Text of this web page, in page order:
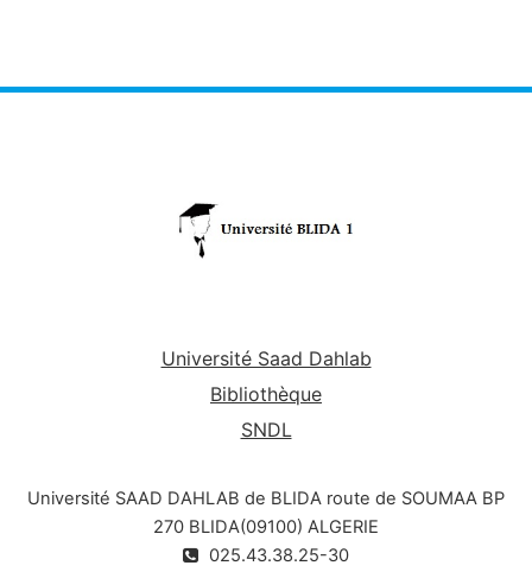
Université Saad Dahlab
Bibliothèque
SNDL
Université SAAD DAHLAB de BLIDA route de SOUMAA BP
270 BLIDA(09100) ALGERIE
025.43.38.25-30